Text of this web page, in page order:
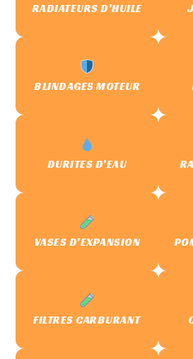
RADIATEURS D’HUILE
BLINDAGES MOTEUR
DURITES D’EAU
VASES D’EXPANSION
FILTRES CARBURANT